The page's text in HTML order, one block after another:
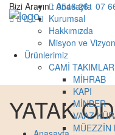
Bizi Arayın :0546 261 07
Anasayfa
Kurumsal
Hakkımızda
Misyon ve
Ürünlerimiz
CAMİ
MİHRAB
KAPI
MİNBER
VAAZ
MÜEZZİN
YATAK